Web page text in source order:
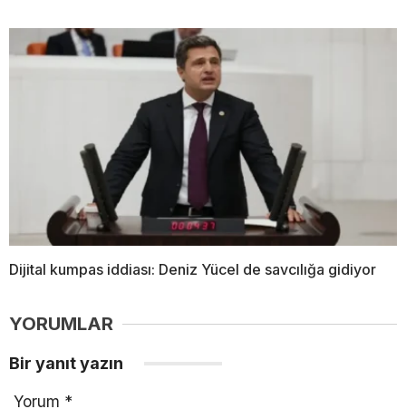
Dijital kumpas iddiası: Deniz Yücel de savcılığa gidiyor
YORUMLAR
Bir yanıt yazın
Yorum *